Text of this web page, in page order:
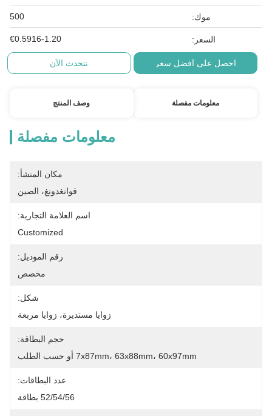
موك: 500
السعر: €0.5916-1.20
احصل على أفضل سعر نتحدث الآن
معلومات مفصلة وصف المنتج
معلومات مفصلة
مكان المنشأ:
قوانغدونغ، الصين
اسم العلامة التجارية:
Customized
رقم الموديل:
مخصص
شكل:
زوايا مستديرة، زوايا مربعة
حجم البطاقة:
7x87mm، 63x88mm، 60x97mm أو حسب الطلب
عدد البطاقات:
52/54/56 بطاقة